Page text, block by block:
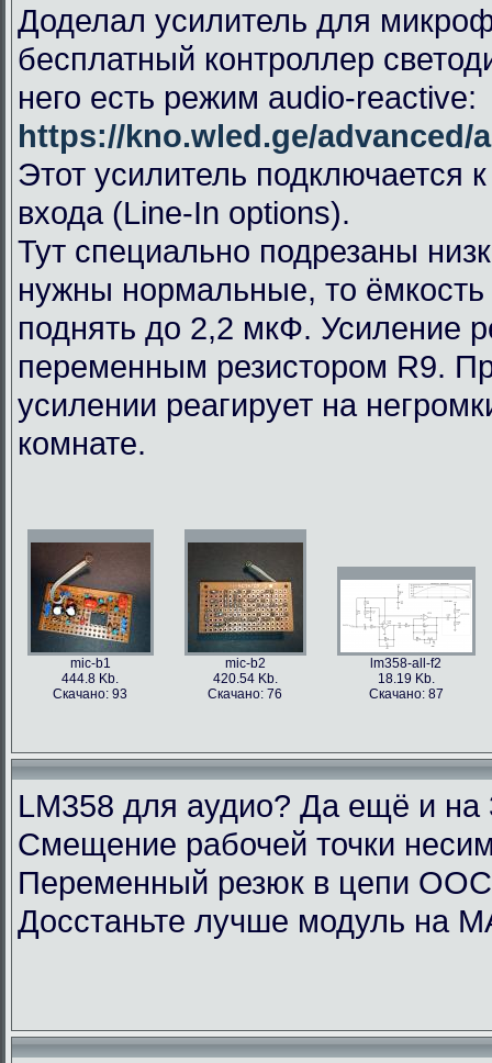
Доделал усилитель для
бесплатный контроллер
него есть режим audio-reactive:
https://kno.wled.ge/advanced/
Этот усилитель подключается
входа (Line-In options).
Тут специально подрезаны
нужны нормальные, то
поднять до 2,2 мкФ. Усиление
переменным резистором R9.
усилении реагирует на
комнате.
mic-b1
444.8 Kb.
Скачано: 93
mic-b2
420.54 Kb.
Скачано: 76
lm358-all-f2
18.19 Kb.
Скачано: 87
LM358 для аудио? Да ещё и на
Смещение рабочей точки
Переменный резюк в цепи
Досстаньте лучше модуль на